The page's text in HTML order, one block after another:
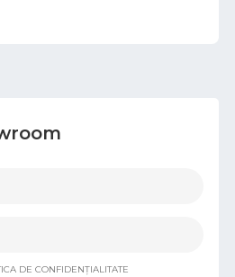
DE CONFIDENȚIALITATE